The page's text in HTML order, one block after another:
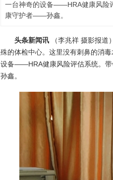
一台神奇的设备——HRA健康风险
康守护者——孙鑫。
头条新闻讯 （李兆祥 摄影报道
殊的体检中心。这里没有刺鼻的消
设备——HRA健康风险评估系统。
孙鑫。